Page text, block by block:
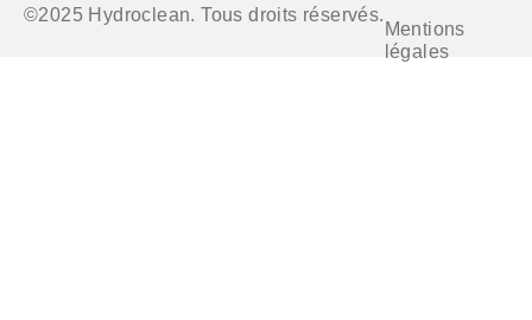
©2025 Hydroclean. Tous droits réservés.
Mentions
légales